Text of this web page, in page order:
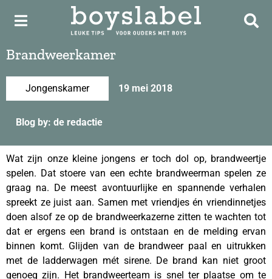
Brandweerkamer
Jongenskamer 19 mei 2018
Blog by: de redactie
Wat zijn onze kleine jongens er toch dol op, brandweertje
spelen. Dat stoere van een echte brandweerman spelen ze
graag na. De meest avontuurlijke en spannende verhalen
spreekt ze juist aan. Samen met vriendjes én vriendinnetjes
doen alsof ze op de brandweerkazerne zitten te wachten tot
dat er ergens een brand is ontstaan en de melding ervan
binnen komt. Glijden van de brandweer paal en uitrukken
met de ladderwagen mét sirene. De brand kan niet groot
genoeg zijn. Het brandweerteam is snel ter plaatse om te